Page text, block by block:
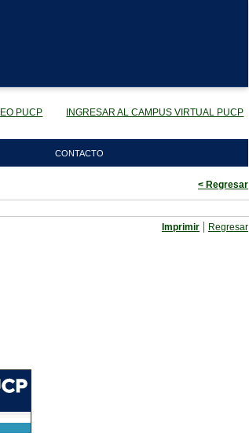
PUCP INGRESAR AL CAMPUS VIRTUAL PUCP
CONTACTO
< Regresar
Imprimir | Regresar